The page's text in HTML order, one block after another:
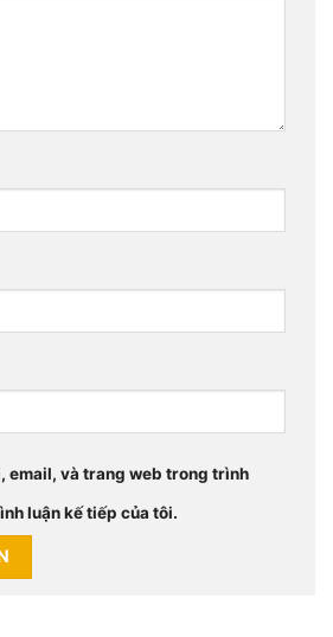
email, và trang web trong trình
luận kế tiếp của tôi.